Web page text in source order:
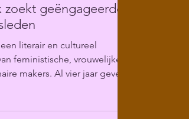
zoekt geëngageerde
literair en cultureel
feministische, vrouwelijke
makers. Al vier jaar geven